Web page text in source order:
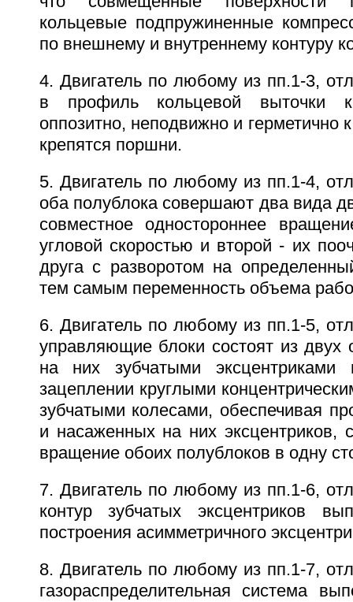
кольцевые подпружиненные
по внешнему и внутреннему контуру
4. Двигатель по любому из пп.1-3,
в профиль кольцевой выточки
оппозитно, неподвижно и герметично
крепятся поршни.
5. Двигатель по любому из пп.1-4,
оба полублока совершают два вида
совместное одностороннее
угловой скоростью и второй - их
друга с разворотом на
тем самым переменность объема
6. Двигатель по любому из пп.1-5,
управляющие блоки состоят из двух
на них зубчатыми
зацеплении круглыми
зубчатыми колесами, обеспечивая
и насаженных на них эксцентриков,
вращение обоих полублоков в одну
7. Двигатель по любому из пп.1-6,
контур зубчатых эксцентриков
построения асимметричного
8. Двигатель по любому из пп.1-7,
газораспределительная система